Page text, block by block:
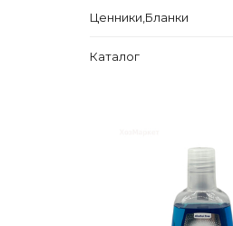
Ценники,Бланки
Каталог